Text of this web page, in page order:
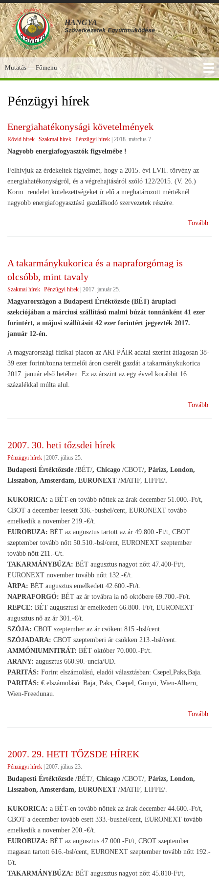
Ugrás
a
tartalomra
HANGYA
Szövetkezetek Együttműködése
Főmenü
Mutatás — Főmenü
Pénzügyi hírek
Energiahatékonysági követelmények
Rövid hírek Szakmai hírek Pénzügyi hírek 2018. március 7.
Nagyobb energiafogyasztók figyelmébe !
Felhívjuk az érdekeltek figyelmét, hogy a 2015. évi LVII. törvény az
energiahatékonyságról, és a végrehajtásáról szóló 122/2015. (V. 26.)
Korm. rendelet kötelezettségeket ír elő a meghatározott mértéknél
nagyobb energiafogyasztású gazdálkodó szervezetek részére.
Tovább
A takarmánykukorica és a napraforgómag is
olcsóbb, mint tavaly
Szakmai hírek Pénzügyi hírek | 2017. január 25.
Magyarországon a Budapesti Értéktőzsde (BÉT) árupiaci
szekciójában a márciusi szállítású malmi búzát tonnánként 41 ezer
forintért, a májusi szállításút 42 ezer forintért jegyezték 2017.
január 12-én.
A magyarországi fizikai piacon az AKI PÁIR adatai szerint átlagosan 38-
39 ezer forint/tonna termelői áron cserélt gazdát a takarmánykukorica
2017. január első hetében. Ez az árszint az egy évvel korábbit 16
százalékkal múlta alul.
Tovább
2007. 30. heti tőzsdei hírek
Pénzügyi hírek 2007. július 25.
Budapesti Értéktőzsde /BÉT/, Chicago /CBOT/, Párizs, London,
Lisszabon, Amsterdam, EURONEXT /MATIF, LIFFE/.
KUKORICA: a BÉT-en tovább nőttek az árak december 51.000.-Ft/t,
CBOT a december leesett 336.-bushel/cent, EURONEXT tovább
emelkedik a november 219.-€/t.
EUROBUZA: BÉT az augusztus tartott az ár 49.800.-Ft/t, CBOT
szeptember tovább nőtt 50.510.-bsl/cent, EURONEXT szeptember
tovább nőtt 211.-€/t.
TAKARMÁNYBÚZA: BÉT augusztus nagyot nőtt 47.400-Ft/t,
EURONEXT november tovább nőtt 132.-€/t.
ÁRPA: BÉT augusztus emelkedett 42.600.-Ft/t.
NAPRAFORGÓ: BÉT az ár továbra ia nő októbere 69.700.-Ft/t.
REPCE: BÉT augusztusi ár emelkedett 66.800.-Ft/t, EURONEXT
augusztus nő az ár 301.-€/t.
SZÓJA: CBOT szeptember az ár csökent 815.-bsl/cent.
SZÓJADARA: CBOT szeptemberi ár csökken 213.-bsl/cent.
AMMÓNIUMNITRÁT: BÉT október 70.000.-Ft/t.
ARANY: augusztus 660.90.-uncia/UD.
PARITÁS: Forint elszámolású, eladói választásban: Csepel,Paks,Baja.
PARITÁS: € elszámolású: Baja, Paks, Csepel, Gönyü, Wien-Albern,
Wien-Freedunau.
Tovább
2007. 29. HETI TŐZSDE HÍREK
Pénzügyi hírek | 2007. július 23.
Budapesti Értéktőzsde /BÉT/, Chicago /CBOT/, Párizs, London,
Lisszabon, Amsterdam, EURONEXT/MATIF, LIFFE/.
KUKORICA: a BÉT-en tovább nőttek az árak december 44.600.-Ft/t,
CBOT a december tovább esett 333.-bushel/cent, EURONEXT tovább
emelkedik a november 200.-€/t.
EUROBUZA: BÉT az augusztus 47.000.-Ft/t, CBOT szeptember
magasan tartott 616.-bsl/cent, EURONEXT szeptember tovább nőtt 192.-
€/t.
TAKARMÁNYBÚZA: BÉT augusztus nagyot nőtt 45.810-Ft/t,